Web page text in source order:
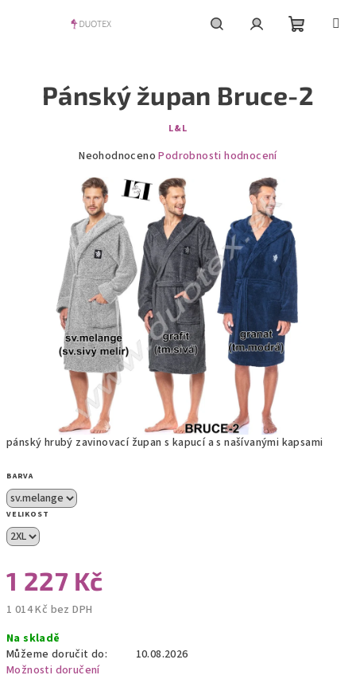
košík
pánský hrubý zavinovací župan s kapucí a s našívanými kapsami
BARVA
VELIKOST
1 227 Kč
1 014 Kč bez DPH
cena:
Na skladě
Můžeme doručit do:
10.08.2026
Možnosti doručení
Pánský župan Bruce-2
L&L
Průměrné
produktu
je
0,0
z
5
hvězdiček.
Neohodnoceno Podrobnosti hodnocení